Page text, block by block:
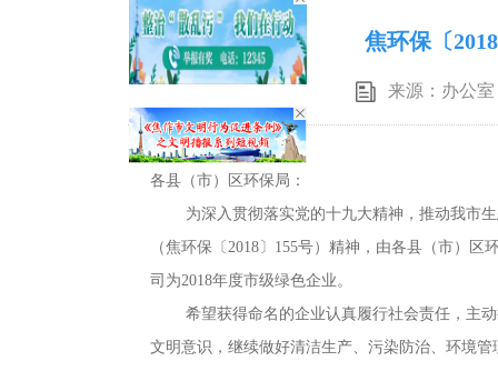
焦环保〔
来源：办公室
各县（市）区环保局：
为深入贯彻落实党的十九大精神 ， 推动我市
（焦环保〔2018〕155号）精神，由各县（市）区
司为2018年度市级绿色企业。
希望获得命名的企业认真履行社会责任 ， 主
文明意识 ， 继续做好清洁生产、污染防治、环境